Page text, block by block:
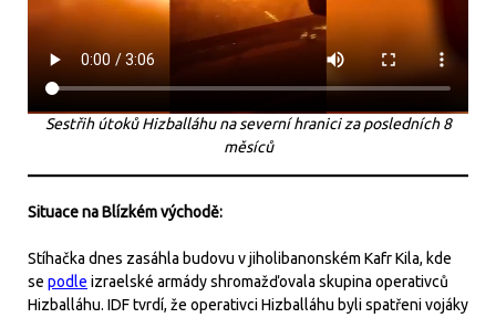
Sestřih útoků Hizballáhu na severní hranici za posledních 8
měsíců
Situace na Blízkém východě:
Stíhačka dnes zasáhla budovu v jiholibanonském Kafr Kila, kde
se podle izraelské armády shromažďovala skupina operativců
Hizballáhu. IDF tvrdí, že operativci Hizballáhu byli spatřeni vojáky